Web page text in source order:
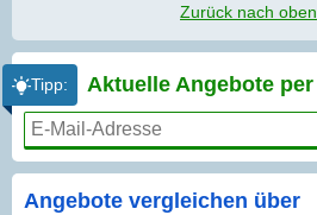
Zurück nach oben
Tipp: Aktuelle Angebote per
Angebote vergleichen über